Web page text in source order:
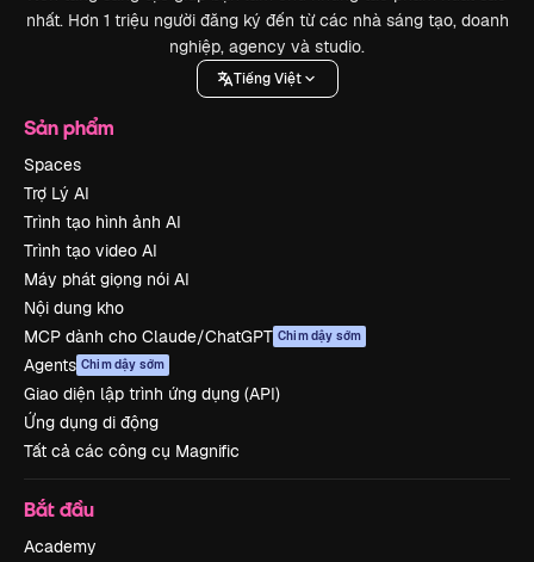
nhất. Hơn 1 triệu người đăng ký đến từ các nhà sáng tạo, doanh
nghiệp, agency và studio.
Tiếng Việt
Sản phẩm
Spaces
Trợ Lý AI
Trình tạo hình ảnh AI
Trình tạo video AI
Máy phát giọng nói AI
Nội dung kho
MCP dành cho Claude/ChatGPT Chim dậy sớm
Agents Chim dậy sớm
Giao diện lập trình ứng dụng (API)
Ứng dụng di động
Tất cả các công cụ Magnific
Bắt đầu
Academy